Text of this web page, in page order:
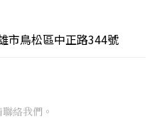
市鳥松區中正路344號
絡我們。